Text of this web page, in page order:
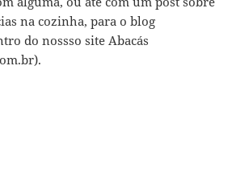
na cozinha, para o blog
do nossso site Abacás